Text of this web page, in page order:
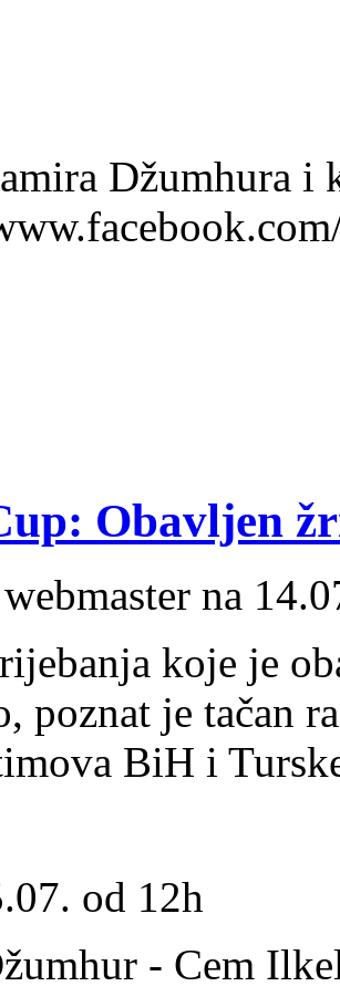
Džumhura i
Obavljen
na
koje je
poznat je tačan
BiH i
od 12h
- Cem